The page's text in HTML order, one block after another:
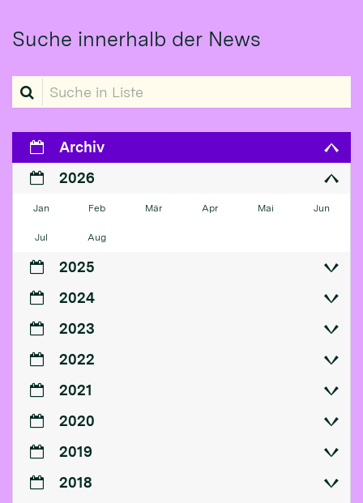
Suche innerhalb der News
Suche in Liste
Archiv
2026
Jan Feb Mär Apr Mai Jun
Jul Aug
2025
2024
2023
2022
2021
2020
2019
2018